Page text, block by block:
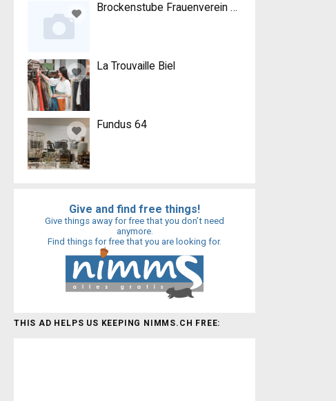
Brockenstube Frauenverein Frauenfeld
La Trouvaille Biel
Fundus 64
Give and find free things!
Give things away for free that you don’t need
anymore.
Find things for free that you are looking for.
THIS AD HELPS US KEEPING NIMMS.CH FREE: